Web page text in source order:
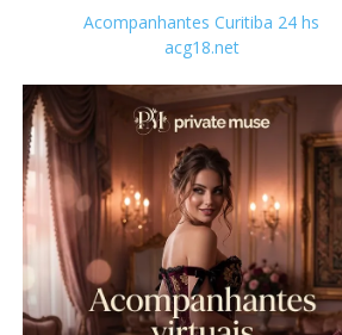
Acompanhantes Curitiba 24 hs
acg18.net